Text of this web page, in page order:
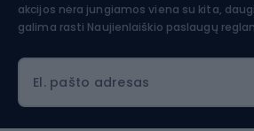
akcijos nėra jungiamos viena su kita,
galima rasti Naujienlaiškio paslaugų
El. pašto adresas